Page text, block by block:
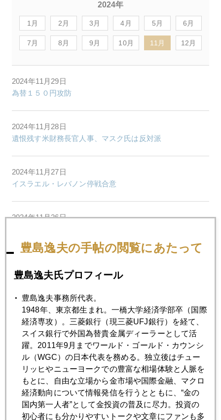
2024年
1月 2月 3月 4月 5月 6月
7月 8月 9月 10月 11月 12月
2024年11月29日
為替１５０円攻防
2024年11月28日
遺恨残す米財務長官人事、マスク氏は反対派
2024年11月27日
イスラエル・レバノン停戦合意
2024年11月26日
中国、巨大金鉱脈発見報道の危うさ
2024年11月22日
プーチン氏、核兵器戦術的使用なら、３０００ドルも
2024年11月21日
米財務長官候補にアベノミクス賛美者も
2024年11月20日
順調に２６００ドル台で続騰
豊島逸夫の手帖の閲覧にあたって
豊島逸夫氏プロフィール
豊島逸夫事務所代表。
1948年、東京都生まれ。一橋大学経済学部卒（国際
経済専攻）。三菱銀行（現三菱UFJ銀行）を経て、
スイス銀行で外国為替貴金属ディーラーとして活
躍。2011年9月までワールド・ゴールド・カウンシ
ル（WGC）の日本代表を務める。独立後はチュー
リッヒやニューヨークでの豊富な相場体験と人脈を
もとに、自由な立場から金市場や国際金融、マクロ
経済動向について情報発信を行うとともに、“金の
国内第一人者”として金投資の普及に尽力。投資の
初心者にも分かりやすいトークや文章にファンも多